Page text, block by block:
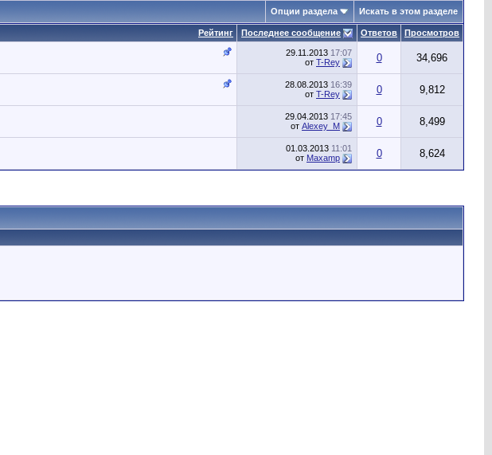
Опции раздела Искать в этом разделе
Рейтинг Последнее сообщение Ответов Просмотров
29.11.2013 17:07
от T-Rey 0 34,696
28.08.2013 16:39
от T-Rey 0 9,812
29.04.2013 17:45
от Alexey_M 0 8,499
01.03.2013 11:01
от Maxamp 0 8,624